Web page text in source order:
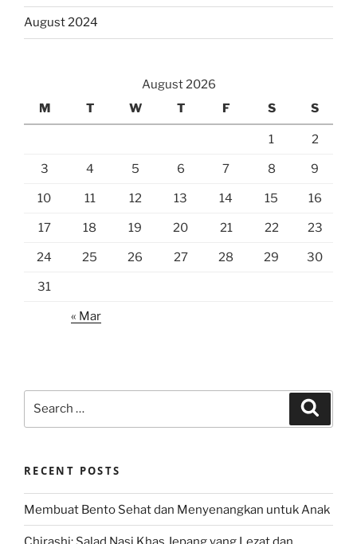
August 2024
August 2026
M
T W T F S S
1 2
3 4 5 6 7 8 9
10 11 12 13 14 15 16
17 18 19 20 21 22 23
24 25 26 27 28 29 30
31
« Mar
RECENT POSTS
Membuat Bento Sehat dan Menyenangkan untuk Anak